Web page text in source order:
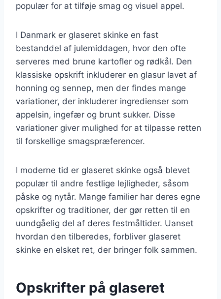
populær for at tilføje smag og visuel appel.
I Danmark er glaseret skinke en fast
bestanddel af julemiddagen, hvor den ofte
serveres med brune kartofler og rødkål. Den
klassiske opskrift inkluderer en glasur lavet af
honning og sennep, men der findes mange
variationer, der inkluderer ingredienser som
appelsin, ingefær og brunt sukker. Disse
variationer giver mulighed for at tilpasse retten
til forskellige smagspræferencer.
I moderne tid er glaseret skinke også blevet
populær til andre festlige lejligheder, såsom
påske og nytår. Mange familier har deres egne
opskrifter og traditioner, der gør retten til en
uundgåelig del af deres festmåltider. Uanset
hvordan den tilberedes, forbliver glaseret
skinke en elsket ret, der bringer folk sammen.
Opskrifter på glaseret